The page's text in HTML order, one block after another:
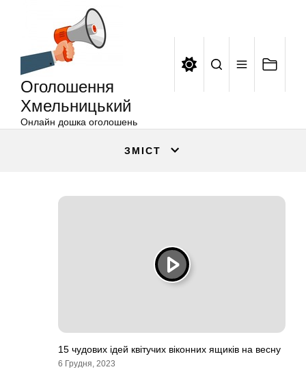
Оголошення
Хмельницький
Онлайн дошка оголошень
ЗМІСТ
15 чудових ідей квітучих віконних ящиків на весну
6 Грудня, 2023